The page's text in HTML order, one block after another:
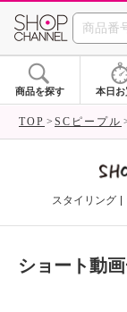
商品を探す 本日お
TOP SCピープル
スタイリング
ショート動